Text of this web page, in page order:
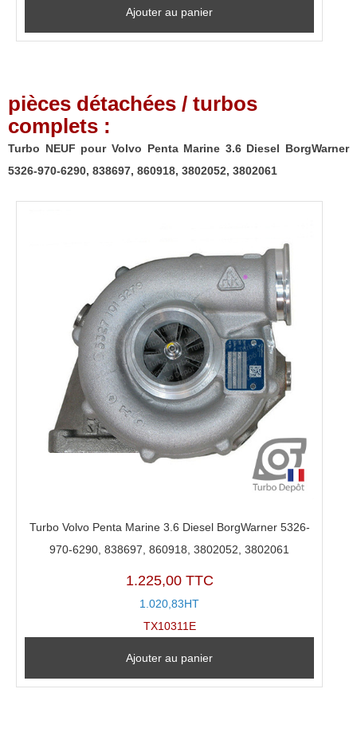
Ajouter au panier
pièces détachées / turbos
complets :
Turbo NEUF pour Volvo Penta Marine 3.6 Diesel BorgWarner
5326-970-6290, 838697, 860918, 3802052, 3802061
Turbo Volvo Penta Marine 3.6 Diesel BorgWarner 5326-
970-6290, 838697, 860918, 3802052, 3802061
1.225,00 TTC
1.020,83HT
TX10311E
Ajouter au panier